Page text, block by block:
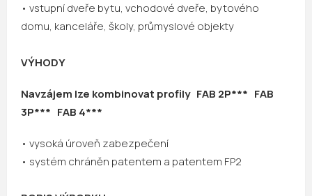
• vstupní dveře bytu, vchodové dveře, bytového
domu, kanceláře, školy, průmyslové objekty
VÝHODY
Navzájem lze kombinovat profily FAB 2P*** FAB
3P*** FAB 4***
• vysoká úroveň zabezpečení
• systém chráněn patentem a patentem FP2